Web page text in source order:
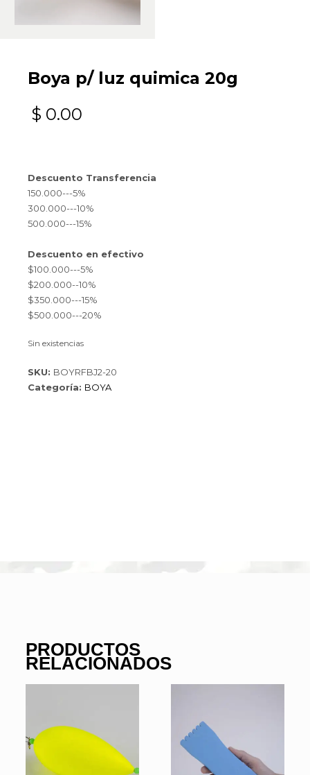
Boya p/ luz quimica 20g
$ 0.00
Descuento Transferencia
150.000---5%
300.000---10%
500.000---15%
Descuento en efectivo
$100.000---5%
$200.000--10%
$350.000---15%
$500.000---20%
Sin existencias
SKU: BOYRFBJ2-20
Categoría: BOYA
PRODUCTOS
RELACIONADOS